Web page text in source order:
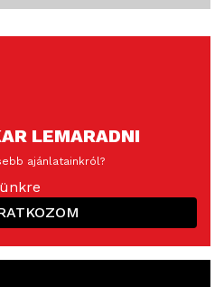
LEMARADNI
ajánlatainkról?